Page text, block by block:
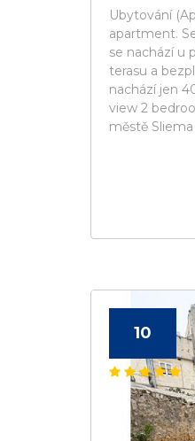
Ubytování
apartment.
se nachází u
terasu a
nachází jen
view 2
městě
10